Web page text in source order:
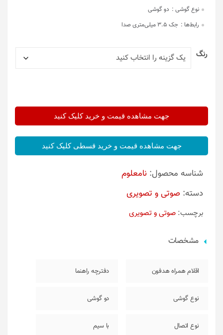
نوع گوشی : دو گوشی
رابط‌ها : جک 3.5 میلی‌متری صدا
رنگ
جهت مشاهده قیمت و خرید کلیک کنید
جهت مشاهده قیمت و خرید قسطی کلیک کنید
شناسه محصول: نامعلوم
دسته: صوتی و تصویری
برچسب: صوتی و تصویری
مشخصات
اقلام همراه هدفون دفترچه راهنما
نوع گوشی دو گوشی
نوع اتصال با سیم